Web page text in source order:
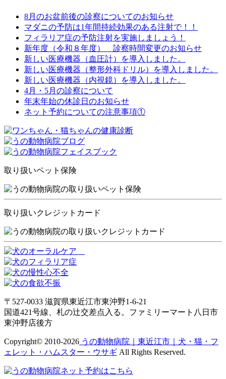
8月のお盆前後の診察についてのお知らせ
マダニの予防は1年間持続効果のある注射で！！
フィラリア症の予防注射を実施しましょう！
新年度（令和８年度） 診察時間変更のお知らせ
新しい医療機器（血圧計）を導入しました。
新しい医療機器（整形外科ドリル）を導入しました。
新しい医療機器（内視鏡）を導入しました。
4月・5月の診察について
年末年始の休診日のお知らせ
ネット予約についての注意事項①
取り扱いペット保険
取り扱いクレジットカード
〒527-0033 滋賀県東近江市東沖野1-6-21
国道421号線、札の辻交差点入る。ファミリーマート八日市
東沖野店後方
Copyright© 2010-2026 うの動物病院｜東近江市｜犬・猫・フ
ェレット・ハムスター・ウサギ All Rights Reserved.